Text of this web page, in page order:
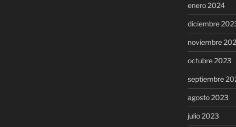
enero 2024
diciembre
noviembre
octubre 2023
septiembre
agosto 2023
julio 2023